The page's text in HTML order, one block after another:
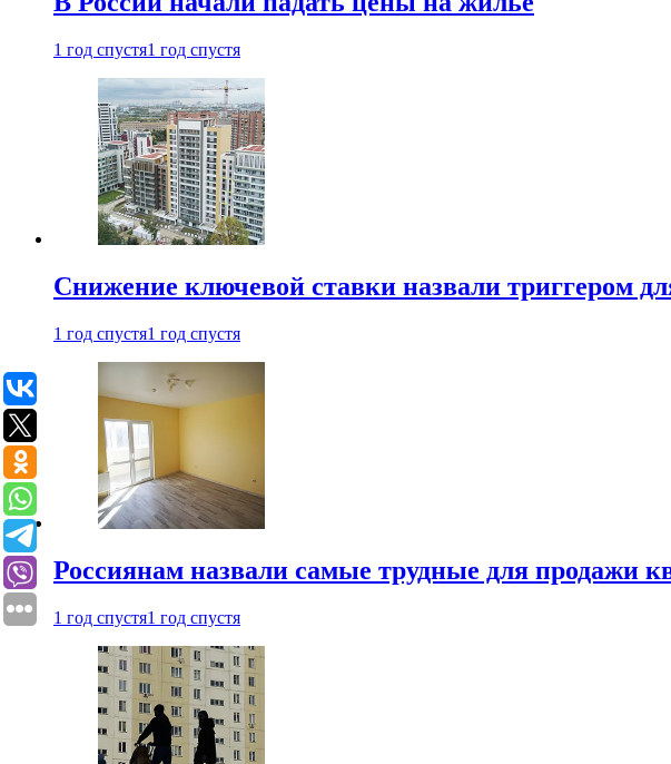
1 год спустя1 год спустя
Снижение ключевой ставки назвали триггером
1 год спустя1 год спустя
Россиянам назвали самые трудные для продажи
1 год спустя1 год спустя